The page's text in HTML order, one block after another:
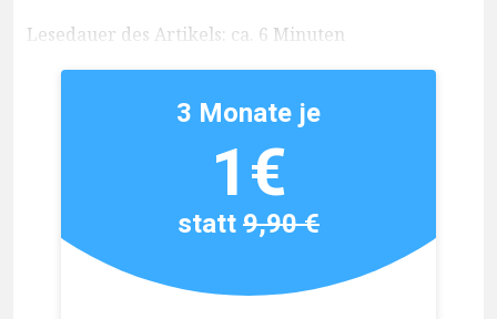
Lesedauer des Artikels: ca. 6 Minuten
3 Monate je
1€
statt9,90 €